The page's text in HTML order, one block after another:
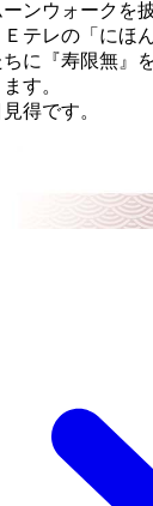
ンウォークを
テレの「にほ
に『寿限無』
す。
得です。